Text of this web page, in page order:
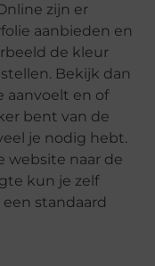
zijn er
aanbieden en
de kleur
Bekijk dan
aanvoelt en of
bent van de
je nodig hebt.
website naar de
kun je zelf
standaard